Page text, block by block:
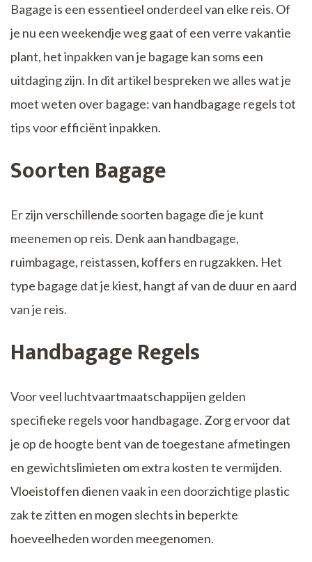
Bagage is een essentieel onderdeel van elke reis. Of
je nu een weekendje weg gaat of een verre vakantie
plant, het inpakken van je bagage kan soms een
uitdaging zijn. In dit artikel bespreken we alles wat je
moet weten over bagage: van handbagage regels tot
tips voor efficiënt inpakken.
Soorten Bagage
Er zijn verschillende soorten bagage die je kunt
meenemen op reis. Denk aan handbagage,
ruimbagage, reistassen, koffers en rugzakken. Het
type bagage dat je kiest, hangt af van de duur en aard
van je reis.
Handbagage Regels
Voor veel luchtvaartmaatschappijen gelden
specifieke regels voor handbagage. Zorg ervoor dat
je op de hoogte bent van de toegestane afmetingen
en gewichtslimieten om extra kosten te vermijden.
Vloeistoffen dienen vaak in een doorzichtige plastic
zak te zitten en mogen slechts in beperkte
hoeveelheden worden meegenomen.